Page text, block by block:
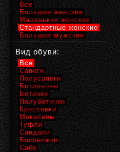
Все
Большие женские
Маленькие женские
Стандартные женские
Большие мужские
Вид обуви:
Все
Сапоги
Полусапоги
Ботильоны
Ботинки
Полуботинки
Кроссовки
Мокасины
Туфли
Сандали
Босоножки
Сабо